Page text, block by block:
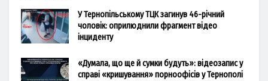
У Тернопільському ТЦК загинув 46-річний
чоловік: оприлюднили фрагмент відео
інциденту
«Думала, що ще й сумки будуть»: відеозапис у
справі «кришування» порноофісів у Тернополі